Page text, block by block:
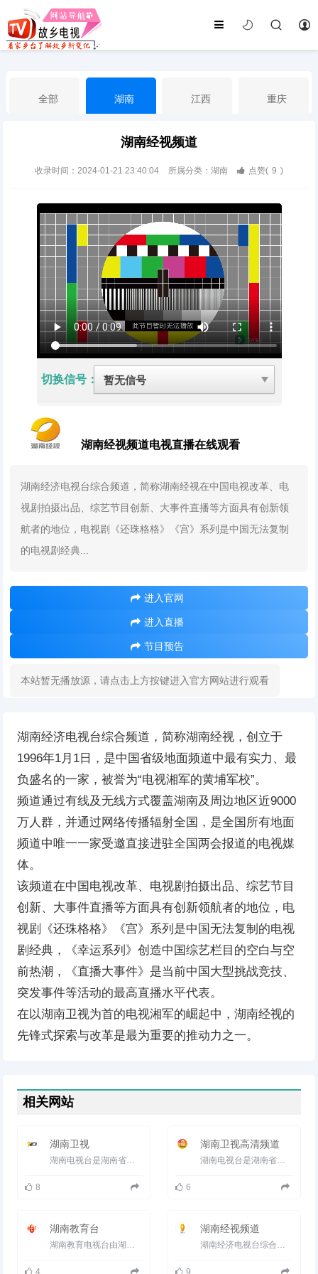
全部 湖南 江西 重庆
河南 福建
海南 宁夏 西藏 新疆
湖南经视频道
收录时间：2024-01-21 23:40:04 所属分类：湖南 点赞( 9 )
切换信号：
湖南经视频道电视直播在线观看
湖南经济电视台综合频道，简称湖南经视在中国电视改革、电
视剧拍摄出品、综艺节目创新、大事件直播等方面具有创新领
航者的地位，电视剧《还珠格格》《宫》系列是中国无法复制
的电视剧经典...
进入官网
进入直播
节目预告
本站暂无播放源，请点击上方按键进入官方网站进行观看
湖南经济电视台综合频道，简称湖南经视，创立于
1996年1月1日，是中国省级地面频道中最有实力、最
负盛名的一家，被誉为“电视湘军的黄埔军校”。
频道通过有线及无线方式覆盖湖南及周边地区近9000
万人群，并通过网络传播辐射全国，是全国所有地面
频道中唯一一家受邀直接进驻全国两会报道的电视媒
体。
该频道在中国电视改革、电视剧拍摄出品、综艺节目
创新、大事件直播等方面具有创新领航者的地位，电
视剧《还珠格格》《宫》系列是中国无法复制的电视
剧经典，《幸运系列》创造中国综艺栏目的空白与空
前热潮，《直播大事件》是当前中国大型挑战竞技、
突发事件等活动的最高直播水平代表。
在以湖南卫视为首的电视湘军的崛起中，湖南经视的
先锋式探索与改革是最为重要的推动力之一。
相关网站
湖南卫视
8
湖南卫视高清频道
湖南电视台是湖南省最权威的电视机构，1997年1月1日，湖南电视台第一套节目正式通过亚洲2号卫星传送，频道呼号&ld...
6
湖南教育台
4
湖南经视频道
9